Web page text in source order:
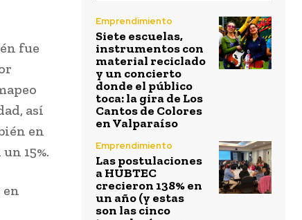
fue
así
en
15%.
Emprendimiento
Siete escuelas,
instrumentos con
material reciclado
y un concierto
donde el público
toca: la gira de Los
Cantos de Colores
en Valparaíso
Emprendimiento
Las postulaciones
a HUBTEC
crecieron 138% en
un año (y estas
son las cinco